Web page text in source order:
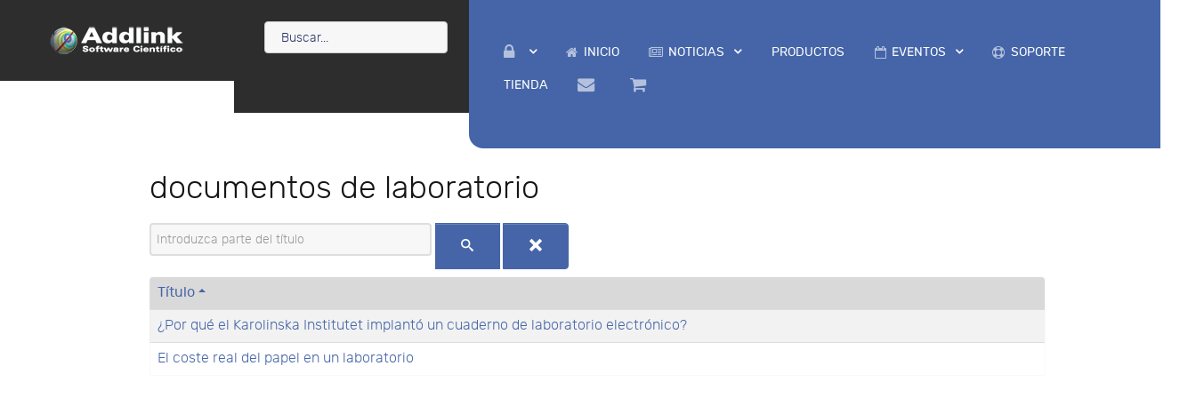
INICIO NOTICIAS PRODUCTOS EVENTOS SOPORTE
TIENDA
documentos de laboratorio
Introduzca parte del título
Título
¿Por qué el Karolinska Institutet implantó un cuaderno de laboratorio electrónico?
El coste real del papel en un laboratorio